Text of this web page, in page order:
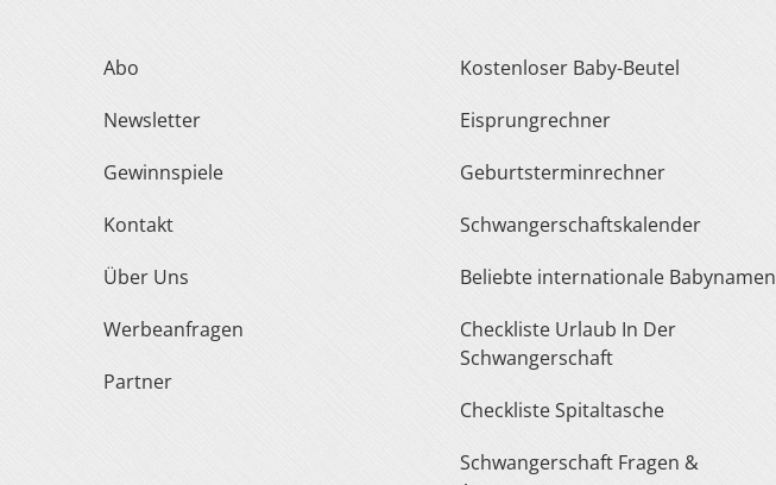
Abo
Newsletter
Gewinnspiele
Kontakt
Über Uns
Werbeanfragen
Partner
Kostenloser Baby-Beutel
Eisprungrechner
Geburtsterminrechner
Schwangerschaftskalender
Beliebte internationale Babynamen
Checkliste Urlaub In Der
Schwangerschaft
Checkliste Spitaltasche
Schwangerschaft Fragen &